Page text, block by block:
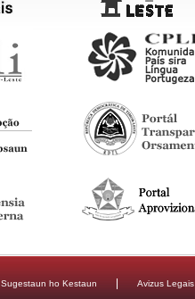
Sugestaun ho Kestaun Avizus Legais